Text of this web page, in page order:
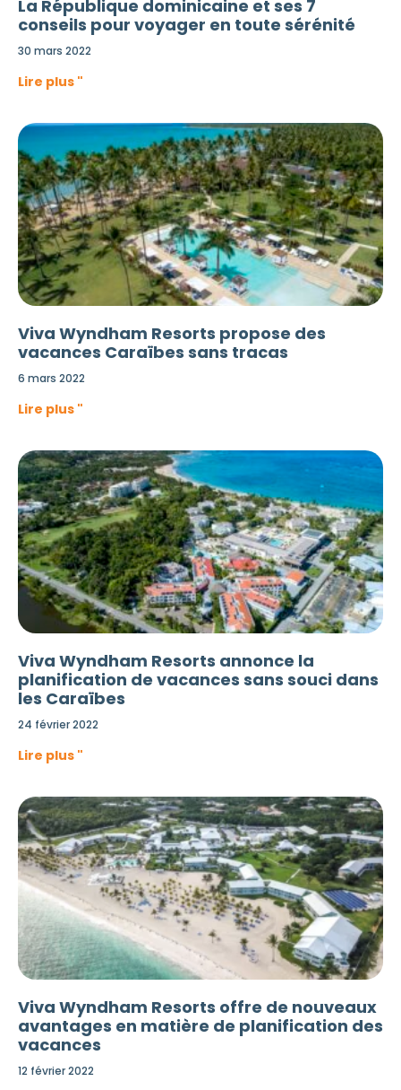
La République dominicaine et ses 7
conseils pour voyager en toute sérénité
30 mars 2022
Lire plus "
Viva Wyndham Resorts propose des
vacances Caraïbes sans tracas
6 mars 2022
Lire plus "
Viva Wyndham Resorts annonce la
planification de vacances sans souci dans
les Caraïbes
24 février 2022
Lire plus "
Viva Wyndham Resorts offre de nouveaux
avantages en matière de planification des
vacances
12 février 2022